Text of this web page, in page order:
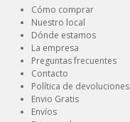
Cómo comprar
Nuestro local
Dónde estamos
La empresa
Preguntas frecuentes
Contacto
Política de devoluciones
Envio Gratis
Envíos